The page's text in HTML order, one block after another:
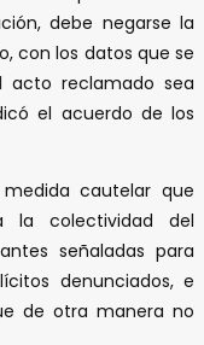
debe negarse la
con los datos que se
acto reclamado sea
el acuerdo de los
cautelar que
la colectividad del
señaladas para
denunciados, e
de otra manera no